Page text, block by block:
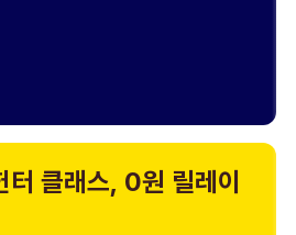
클래스, 0원 릴레이